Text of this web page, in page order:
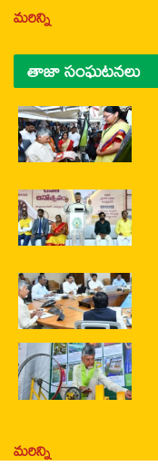
మరిన్ని
తాజా సంఘటనలు
మరిన్ని